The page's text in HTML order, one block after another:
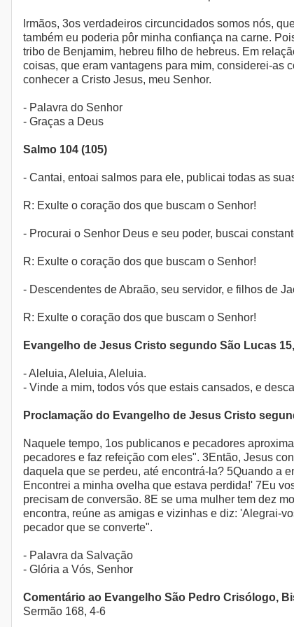
Irmãos, 3os verdadeiros circuncidados somos nós,
também eu poderia pôr minha confiança na carne.
tribo de Benjamim, hebreu filho de hebreus. Em
coisas, que eram vantagens para mim, considerei-as
conhecer a Cristo Jesus, meu Senhor.
- Palavra do Senhor
- Graças a Deus
Salmo 104 (105)
- Cantai, entoai salmos para ele, publicai todas as
R: Exulte o coração dos que buscam o Senhor!
- Procurai o Senhor Deus e seu poder, buscai
R: Exulte o coração dos que buscam o Senhor!
- Descendentes de Abraão, seu servidor, e filhos de
R: Exulte o coração dos que buscam o Senhor!
Evangelho de Jesus Cristo segundo São Lucas
- Aleluia, Aleluia, Aleluia.
- Vinde a mim, todos vós que estais cansados, e
Proclamação do Evangelho de Jesus Cristo
Naquele tempo, 1os publicanos e pecadores
pecadores e faz refeição com eles". 3Então, Jesus
daquela que se perdeu, até encontrá-la? 5Quando a
Encontrei a minha ovelha que estava perdida!' 7Eu
precisam de conversão. 8E se uma mulher tem dez
encontra, reúne as amigas e vizinhas e diz: 'Alegrai-
pecador que se converte".
- Palavra da Salvação
- Glória a Vós, Senhor
Comentário ao Evangelho São Pedro Crisólogo,
Sermão 168, 4-6